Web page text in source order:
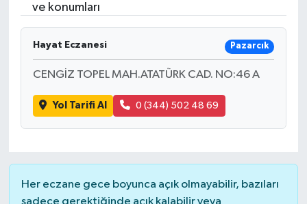
ve konumları
Hayat Eczanesi Pazarcık
CENGİZ TOPEL MAH.ATATÜRK CAD. NO:46 A
Yol Tarifi Al 0 (344) 502 48 69
Her eczane gece boyunca açık olmayabilir, bazıları